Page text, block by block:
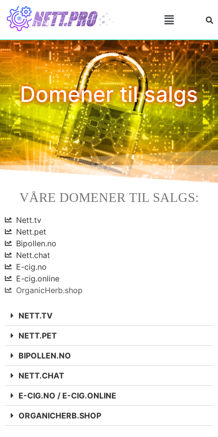
Domener til salgs
VÅRE DOMENER TIL SALGS:
Nett.tv
Nett.pet
Bipollen.no
Nett.chat
E-cig.no
E-cig.online
OrganicHerb.shop
NETT.TV
NETT.PET
BIPOLLEN.NO
NETT.CHAT
E-CIG.NO / E-CIG.ONLINE
ORGANICHERB.SHOP